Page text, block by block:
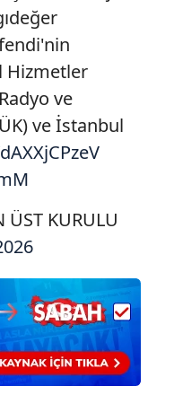
amaçlarıyla
kullanılacaktır.
yer alan panel
ilişkin detaylı bilgi
Çerez Bilgilendirme
Kanunu uyarınca
çerezlerle ilgili bilgi
Hizmetler
ve
ve İstanbul
ÜST KURULU